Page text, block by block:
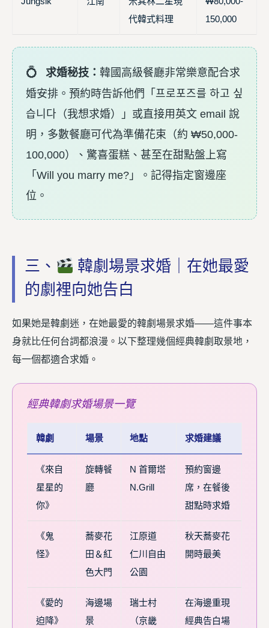
代韓式料理
150,000
求婚秘技： 韓國高級餐廳非常樂意配合求
婚安排。預約時告訴他們「프로포즈를 하고 싶
습니다（我想求婚）」或直接用英文 email 說
明，多數餐廳可代為準備花束（約 ₩50,000-
100,000）、驚喜蛋糕、甚至在甜點盤上寫
「Will you marry me?」。記得指定窗邊座
位。
三、
韓劇場景求婚｜在她最愛
的劇裡向她告白
如果她是韓劇迷，在她最愛的韓劇場景求婚——這件事本
身就比任何台詞都浪漫。以下整理幾個經典韓劇取景地，
每一個都適合求婚。
經典韓劇求婚場景一覽
韓劇 場景 地點 求婚建議
《來自
星星的
你》
旋轉餐
廳
N 首爾塔
N.Grill
預約窗邊
席，在餐後
甜點時求婚
《鬼
怪》
蕎麥花
田＆紅
色大門
江原道
仁川自由
公園
秋天蕎麥花
開時最美
《愛的
迫降》
海邊場
景
瑞士村
（京畿
在海邊重現
經典告白場